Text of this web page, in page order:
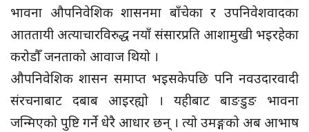
भावना औपनिवेशिक शासनमा बाँचेका र उपनिवेशवादका
आततायी अत्याचारविरुद्ध नयाँ संसारप्रति आशामुखी भइरहेका
करोडौँ जनताको आवाज थियो ।
औपनिवेशिक शासन समाप्त भइसकेपछि पनि नवउदारवादी
संरचनाबाट दबाब आइरह्यो । यहीबाट बाङडुङ भावना
जन्मिएको पुष्टि गर्ने धेरै आधार छन् । त्यो उमङ्गको अब आभाष